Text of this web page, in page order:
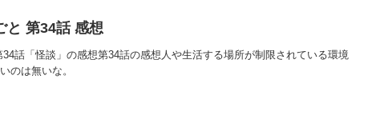
と 第34話 感想
話「怪談」の感想第34話の感想人や生活する場所が制限されている環境
のは無いな。